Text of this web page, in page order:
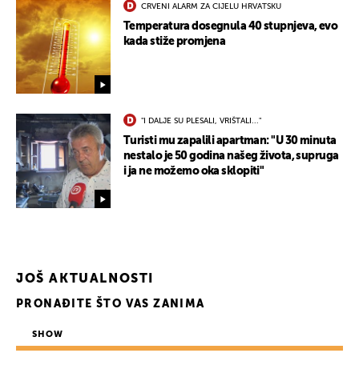
CRVENI ALARM ZA CIJELU HRVATSKU
Temperatura dosegnula 40 stupnjeva, evo
kada stiže promjena
"I DALJE SU PLESALI, VRIŠTALI..."
Turisti mu zapalili apartman: "U 30 minuta
nestalo je 50 godina našeg života, supruga
i ja ne možemo oka sklopiti"
JOŠ AKTUALNOSTI
PRONAĐITE ŠTO VAS ZANIMA
SHOW